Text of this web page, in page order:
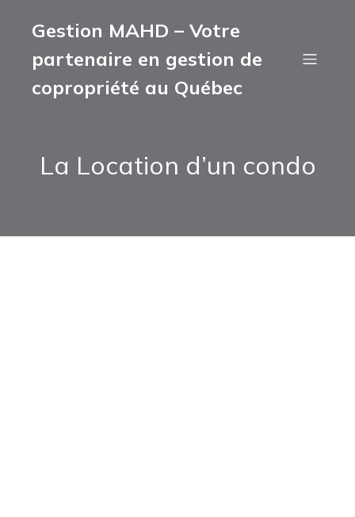
Gestion MAHD – Votre
partenaire en gestion de
copropriété au Québec
La Location d’un condo